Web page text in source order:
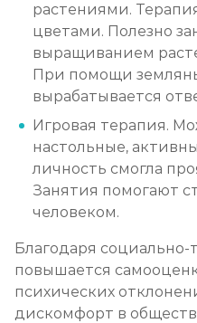
растениями.
цветами. Полезно
выращиванием
При помощи
вырабатывается
Игровая терапия.
настольные,
личность смогла
Занятия помогают
человеком.
Благодаря
повышается
психических
дискомфорт в